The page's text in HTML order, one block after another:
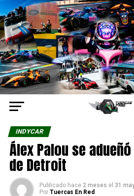
INDYCAR
Álex Palou se
de Detroit
Publicado hace 2 meses el 31
Por Tuercas En Red